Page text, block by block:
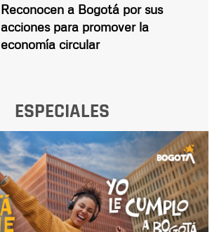
Reconocen a Bogotá por sus
acciones para promover la
economía circular
ESPECIALES